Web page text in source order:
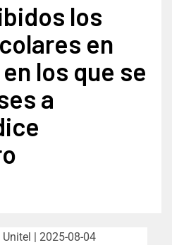
los
en
los que se
a
| 2025-08-04